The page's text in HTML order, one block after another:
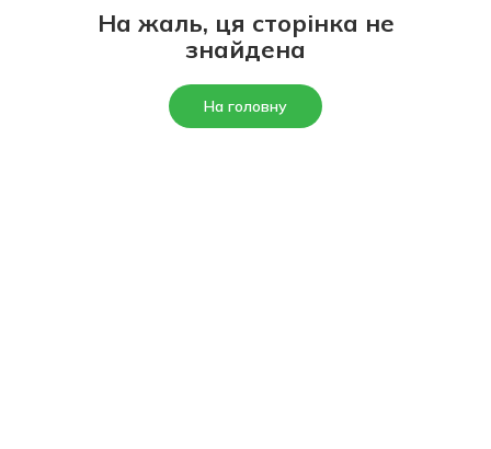
На жаль, ця сторінка не
знайдена
На головну